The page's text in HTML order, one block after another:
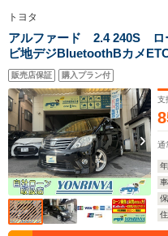
トヨタ
アルファード 2.4 240S ロ
ビ地デジBluetoothBカメ
マートキーエンジンPスタフ
販売店保証 購入プラン付
支
通